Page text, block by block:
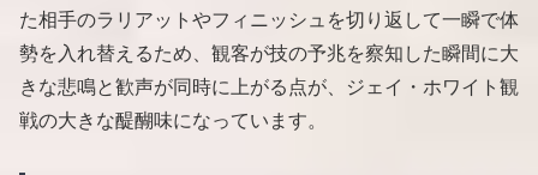
た相手のラリアットやフィニッシュを切り返して一瞬で体
勢を入れ替えるため、観客が技の予兆を察知した瞬間に大
きな悲鳴と歓声が同時に上がる点が、ジェイ・ホワイト観
戦の大きな醍醐味になっています。